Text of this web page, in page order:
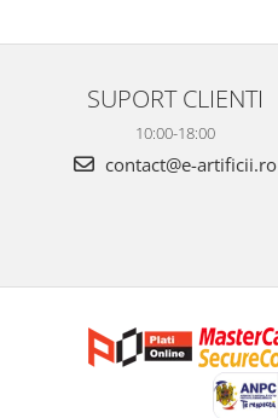
SUPORT CLIENTI
10:00-18:00
contact@e-artificii.ro